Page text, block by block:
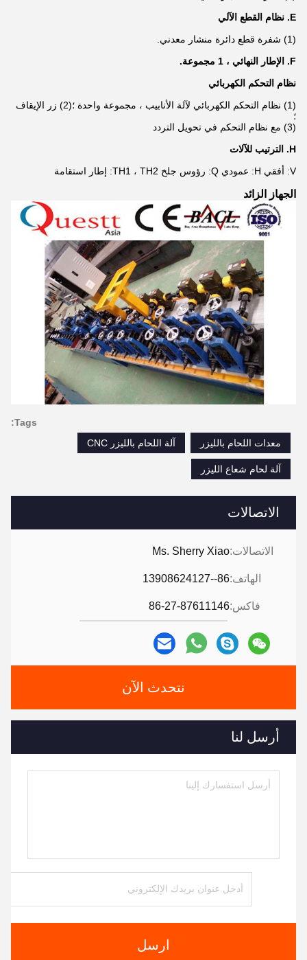
الاتصالات
الاتصالات:Ms. Sherry Xiao
الهاتف:86--13908624127
فاكس:86-27-87611146
نتحدث الآن
أرسل لنا
ارسل
E. نظام القطع الآلي
(1) شفرة قطع دائرة منشار معدني.
F. الإطار النهائي ، 1 مجموعة.
نظام التحكم الكهربائي
(1) نظام التحكم الكهربائي لآلة الأنابيب ، مجموعة واحدة ؛(2) زر الإيقاف
؛
(3) مع نظام التحكم في تحويل التردد
H. الترتيب للآلات
V: أفقي H: عمودي Q: رؤوس جلخ TH1 ، TH2: إطار استقامة
الجهاز الزائد
Tags:
معدات اللحام بالليزر
آلة اللحام بالليزر CNC
آلة لحام شعاع الليزر